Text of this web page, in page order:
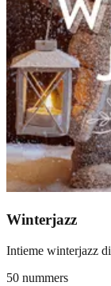
Winterjazz
Intieme winterjazz
50 nummers